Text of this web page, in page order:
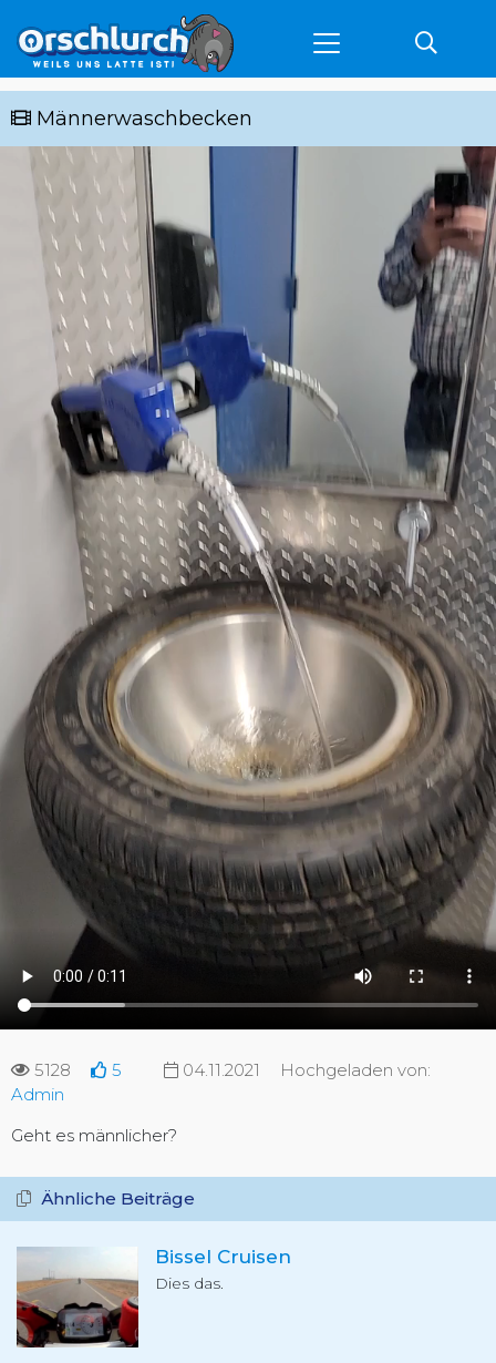
Männerwaschbecken
5128 5 04.11.2021
Hochgeladen von:
Admin
Geht es männlicher?
Ähnliche Beiträge
Bissel Cruisen
Dies das.